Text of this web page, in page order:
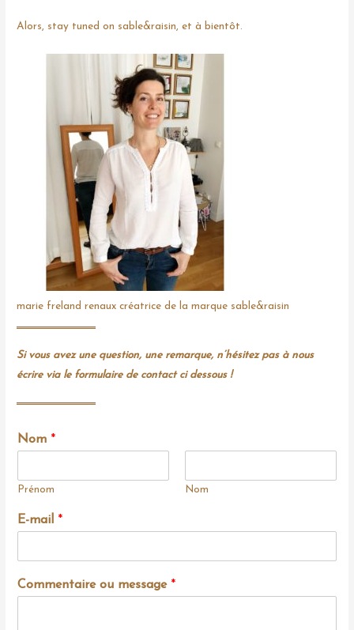
Alors, stay tuned on sable&raisin, et à bientôt.
marie freland renaux créatrice de la marque sable&raisin
Si vous avez une question, une remarque, n’hésitez pas à nous
écrire via le formulaire de contact ci dessous !
Nom *
Prénom Nom
E-mail *
Commentaire ou message *